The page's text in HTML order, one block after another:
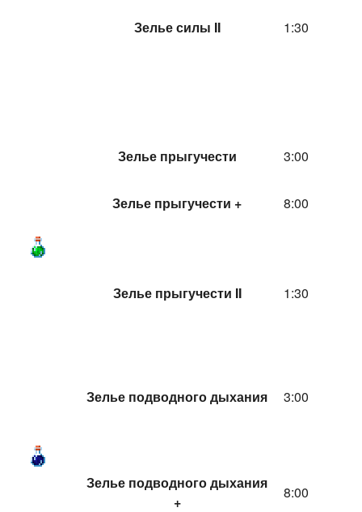
Зелье силы II 1:30
Зелье прыгучести 3:00
Зелье прыгучести + 8:00
Зелье прыгучести II 1:30
Зелье подводного дыхания 3:00
Зелье подводного дыхания
+
8:00